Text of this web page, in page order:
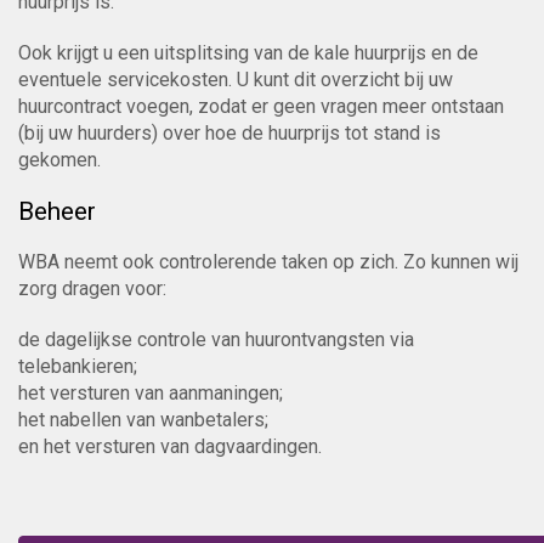
Ook krijgt u een uitsplitsing van de kale huurprijs en de
eventuele servicekosten. U kunt dit overzicht bij uw
huurcontract voegen, zodat er geen vragen meer ontstaan
(bij uw huurders) over hoe de huurprijs tot stand is
gekomen.
Beheer
WBA neemt ook controlerende taken op zich. Zo kunnen wij
zorg dragen voor:
de dagelijkse controle van huurontvangsten via
telebankieren;
het versturen van aanmaningen;
het nabellen van wanbetalers;
en het versturen van dagvaardingen.